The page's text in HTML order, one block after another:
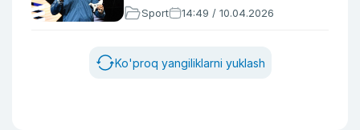
Sport 14:49 / 10.04.2026
Ko'proq yangiliklarni yuklash